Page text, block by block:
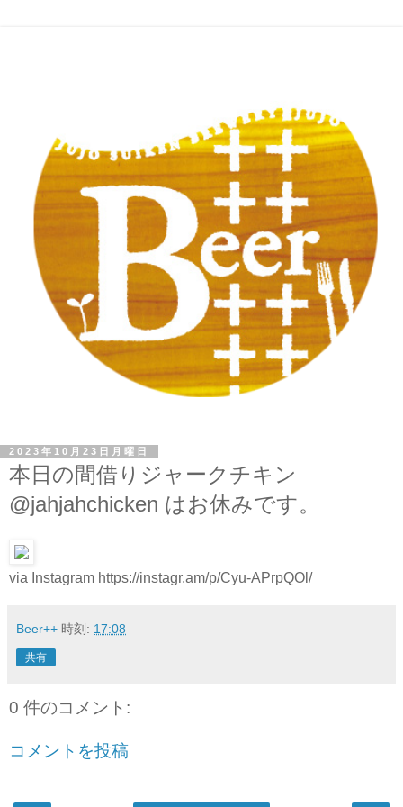
2023年10月23日月曜日
本日の間借りジャークチキン
@jahjahchicken はお休みです。
via Instagram https://instagr.am/p/Cyu-APrpQOl/
Beer++ 時刻: 17:08
共有
0 件のコメント:
コメントを投稿